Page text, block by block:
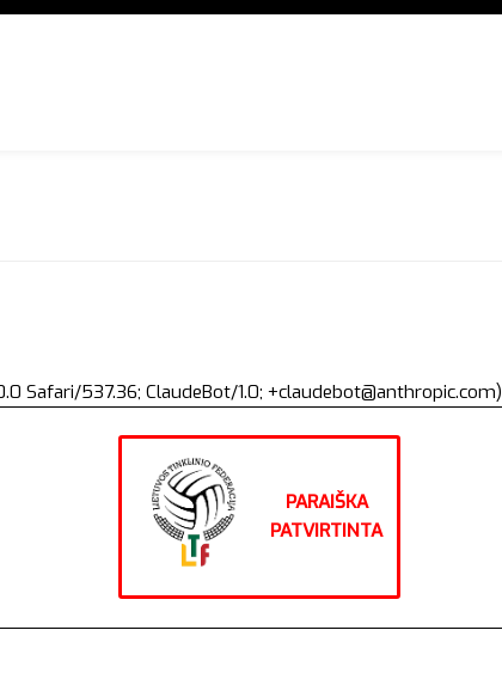
Safari/537.36; ClaudeBot/1.0; +claudebot@anthropic.com)
PARAIŠKA
PATVIRTINTA